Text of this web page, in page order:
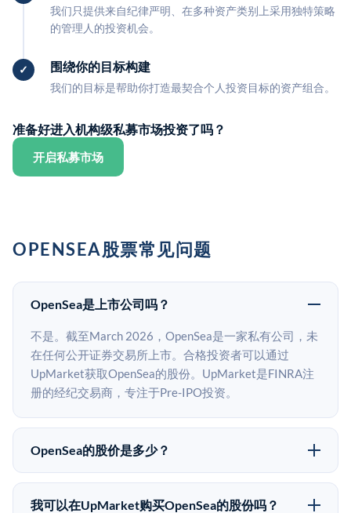
我们只提供来自纪律严明、在多种资产类别上采用独特策略
的管理人的投资机会。
围绕你的目标构建
我们的目标是帮助你打造最契合个人投资目标的资产组合。
准备好进入机构级私募市场投资了吗？
开启私募市场
OPENSEA股票常见问题
OpenSea是上市公司吗？
不是。截至March 2026，OpenSea是一家私有公司，未
在任何公开证券交易所上市。合格投资者可以通过
UpMarket获取OpenSea的股份。UpMarket是FINRA注
册的经纪交易商，专注于Pre-IPO投资。
OpenSea的股价是多少？
OpenSea没有公开股价，因为它是一家私有公司。最近
的已知股价来自其最近一轮融资。 二级市场上的Pre-
我可以在UpMarket购买OpenSea的股份吗？